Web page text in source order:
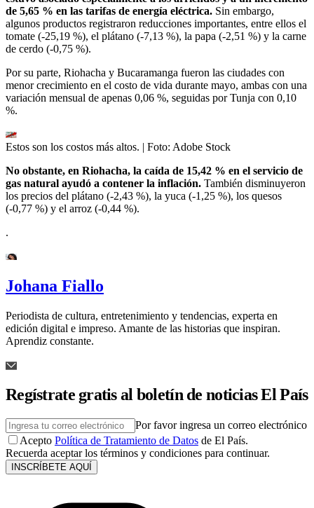
de 5,65 % en las tarifas de energía eléctrica. Sin embargo,
algunos productos registraron reducciones importantes, entre ellos el
tomate (-25,19 %), el plátano (-7,13 %), la papa (-2,51 %) y la carne
de cerdo (-0,75 %).
Por su parte, Riohacha y Bucaramanga fueron las ciudades con
menor crecimiento en el costo de vida durante mayo, ambas con una
variación mensual de apenas 0,06 %, seguidas por Tunja con 0,10
%.
Estos son los costos más altos. | Foto: Adobe Stock
No obstante, en Riohacha, la caída de 15,42 % en el servicio de
gas natural ayudó a contener la inflación. También disminuyeron
los precios del plátano (-2,43 %), la yuca (-1,25 %), los quesos
(-0,77 %) y el arroz (-0,44 %).
.
Johana Fiallo
Periodista de cultura, entretenimiento y tendencias, experta en
edición digital e impreso. Amante de las historias que inspiran.
Aprendiz constante.
Regístrate gratis al boletín de noticias El País
Por favor ingresa un correo electrónico
Acepto Política de Tratamiento de Datos de El País.
Recuerda aceptar los términos y condiciones para continuar.
INSCRÍBETE AQUÍ